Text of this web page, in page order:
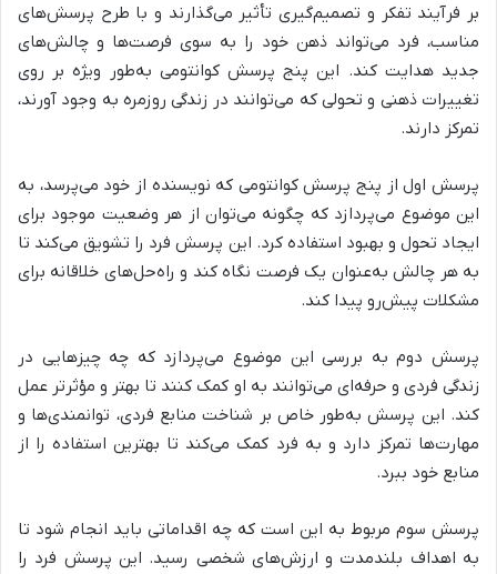
بر فرآیند تفکر و تصمیم‌گیری تأثیر می‌گذارند و با طرح پرسش‌های
مناسب، فرد می‌تواند ذهن خود را به سوی فرصت‌ها و چالش‌های
جدید هدایت کند. این پنج پرسش کوانتومی به‌طور ویژه بر روی
تغییرات ذهنی و تحولی که می‌توانند در زندگی روزمره به وجود آورند،
تمرکز دارند.
پرسش اولاز پنج پرسش کوانتومی که نویسنده از خود می‌پرسد، به
این موضوع می‌پردازد که چگونه می‌توان از هر وضعیت موجود برای
ایجاد تحول و بهبود استفاده کرد. این پرسش فرد را تشویق می‌کند تا
به هر چالش به‌عنوان یک فرصت نگاه کند و راه‌حل‌های خلاقانه برای
مشکلات پیش‌رو پیدا کند.
پرسش دومبه بررسی این موضوع می‌پردازد که چه چیزهایی در
زندگی فردی و حرفه‌ای می‌توانند به او کمک کنند تا بهتر و مؤثرتر عمل
کند. این پرسش به‌طور خاص بر شناخت منابع فردی، توانمندی‌ها و
مهارت‌ها تمرکز دارد و به فرد کمک می‌کند تا بهترین استفاده را از
منابع خود ببرد.
پرسش سوم مربوط به این است که چه اقداماتی باید انجام شود تا
به اهداف بلندمدت و ارزش‌های شخصی رسید. این پرسش فرد را